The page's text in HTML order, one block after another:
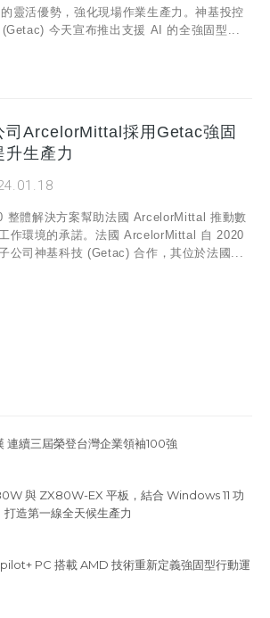
靈活優勢，強化現場作業生產力。神基投控
今天宣布推出支援 AI 的全強固型...
司ArcelorMittal採用Getac強固
升生產力
整體解決方案幫助法國 ArcelorMittal 推動數
作環境的承諾。法國 ArcelorMittal 自 2020
公司神基科技 (Getac) 合作，其位於法國...
連續三屆榮登台灣企業領袖100強
與 ZX80W-EX 平板，結合 Windows 11 功
造第一線全天候生產力
PC 搭載 AMD 技術重新定義強固型行動運